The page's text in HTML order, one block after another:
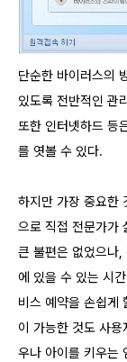
단순한 바이러스의
있도록 전반적인 관
또한 인터넷하드 등
를 엿볼 수 있다.
하지만 가장 중요한
으로 직접 전문가가
큰 불편은 없었으나
에 있을 수 있는 시
비스 예약을 손쉽게
이 가능한 것도 사
우나 아이를 키우는